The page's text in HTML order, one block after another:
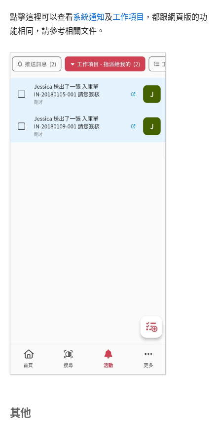
點擊這裡可以查看系統通知及工作項目 ，都跟網頁版的功
能相同，請參考相關文件。
其他